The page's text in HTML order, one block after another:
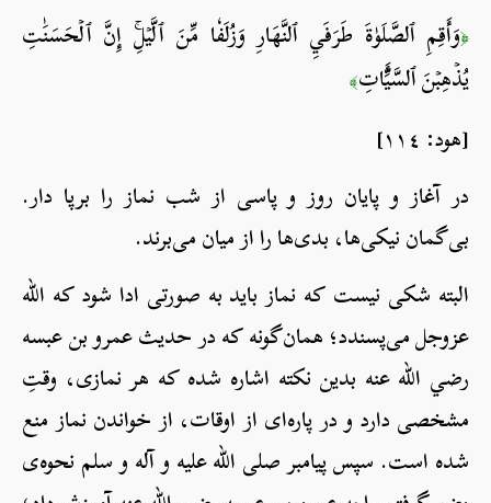
﴿وَأَقِمِ ٱلصَّلَوٰةَ طَرَفَيِ ٱلنَّهَارِ وَزُلَفٗا مِّنَ ٱلَّيۡلِۚ إِنَّ ٱلۡحَسَنَٰتِ
يُذۡهِبۡنَ ٱلسَّيِّ‍َٔاتِ﴾
[هود: ١١٤]
در آغاز و پایان روز و پاسی از شب نماز را برپا دار.
بی‌گمان نیکی‌ها، بدی‌ها را از میان می‌برند.
البته شکی نیست که نماز باید به صورتی ادا شود که الله
عزوجل می‌پسندد؛ همان‌گونه که در حدیث عمرو بن عبسه
رضي الله عنه بدین نکته اشاره شده که هر نمازی، وقتِ
مشخصی دارد و در پاره‌ای از اوقات، از خواندن نماز منع
شده است. سپس پیامبر صلی الله علیه و آله و سلم نحوه‌ی